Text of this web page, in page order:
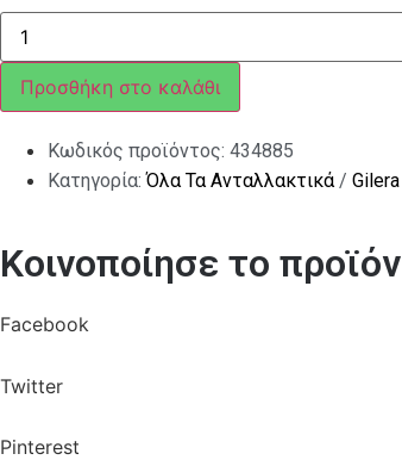
ΡΟΔΕΛΛΑ
ΒΑΡΙΑ
SKIPPER
Ν.Μ
ποσότητα
Προσθήκη στο καλάθι
Κωδικός προϊόντος: 434885
Κατηγορία:Όλα Τα Ανταλλακτικά/ Gilera
Κοινοποίησε το προϊόν
Facebook
Twitter
Pinterest